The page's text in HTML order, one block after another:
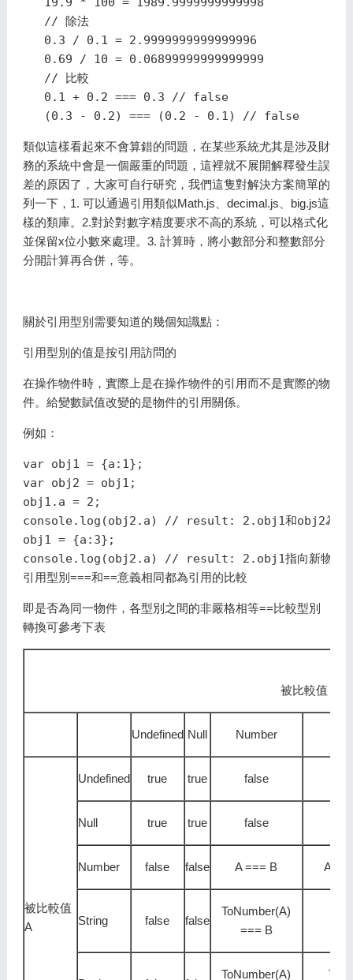
   // 除法
   0.3 / 0.1 = 2.9999999999999996
   0.69 / 10 = 0.06899999999999999
   // 比較
   0.1 + 0.2 === 0.3 // false
   (0.3 - 0.2) === (0.2 - 0.1) // false
類似這樣看起來不會算錯的問題，在某些系統尤其是涉及財
務的系統中會是一個嚴重的問題，這裡就不展開解釋發生誤
差的原因了，大家可自行研究，我們這隻對解決方案簡單的
列一下，1. 可以通過引用類似Math.js、decimal.js、big.js這
樣的類庫。2.對於對數字精度要求不高的系統，可以格式化
並保留x位小數來處理。3. 計算時，將小數部分和整數部分
分開計算再合併，等。
關於引用型別需要知道的幾個知識點：
引用型別的值是按引用訪問的
在操作物件時，實際上是在操作物件的引用而不是實際的物
件。給變數賦值改變的是物件的引用關係。
例如：
var obj1 = {a:1};
var obj2 = obj1;
obj1.a = 2;
console.log(obj2.a) // result: 2.obj1和obj2為同
obj1 = {a:3};
引用型別===和==意義相同都為引用的比較
即是否為同一物件，各型別之間的非嚴格相等==比較型別
轉換可參考下表
被比較值 B
Undefined Null Number
被比較值
A
Undefined true true false
Null true true false
Number false false A === B A
String false false
ToNumber(A)
=== B
ToNumber(A)